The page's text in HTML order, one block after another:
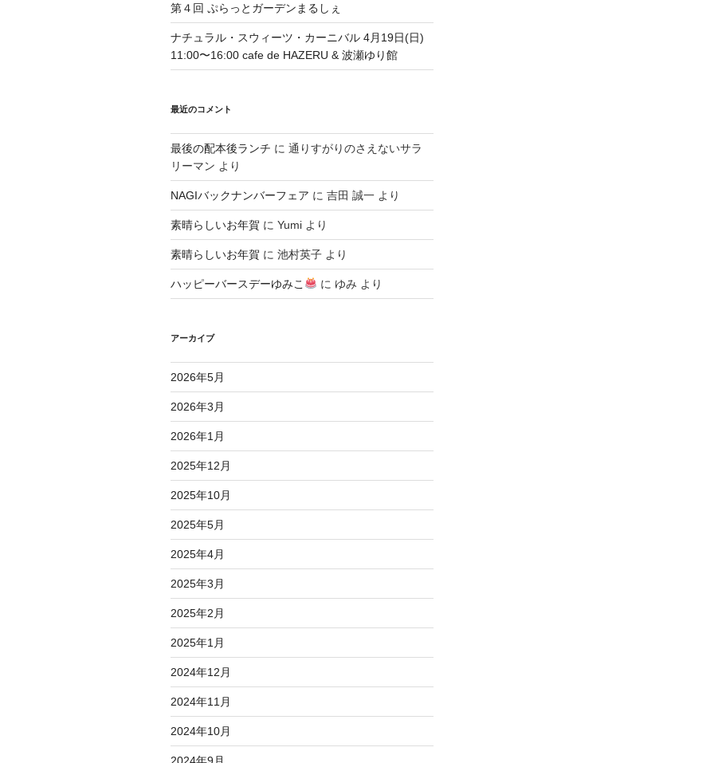
第４回 ぷらっとガーデンまるしぇ
ナチュラル・スウィーツ・カーニバル 4月19日(日)
11:00〜16:00 cafe de HAZERU & 波瀬ゆり館
最近のコメント
最後の配本後ランチ に 通りすがりのさえないサラ
リーマン より
NAGIバックナンバーフェア に 吉田 誠一 より
素晴らしいお年賀 に Yumi より
素晴らしいお年賀 に 池村英子 より
ハッピーバースデーゆみこ に ゆみ より
アーカイブ
2026年5月
2026年3月
2026年1月
2025年12月
2025年10月
2025年5月
2025年4月
2025年3月
2025年2月
2025年1月
2024年12月
2024年11月
2024年10月
2024年9月